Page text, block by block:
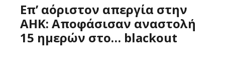
Επ’ αόριστον απεργία στην
ΑΗΚ: Αποφάσισαν αναστολή
15 ημερών στο… blackout